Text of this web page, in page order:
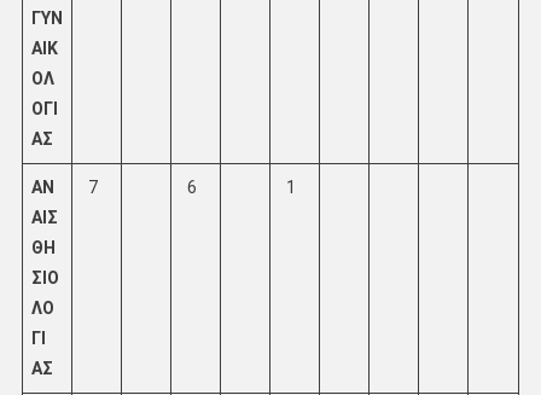
ΓΥΝ
ΑΙΚ
ΟΛ
ΟΓΙ
ΑΣ
ΑΝ
ΑΙΣ
ΘΗ
ΣΙΟ
ΛΟ
ΓΙ
ΑΣ
7 6 1